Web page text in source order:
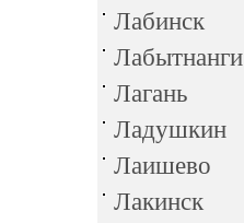
Лабинск
Лабытнанги
Лагань
Ладушкин
Лаишево
Лакинск